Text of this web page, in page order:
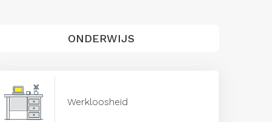
ONDERWIJS
Werkloosheid